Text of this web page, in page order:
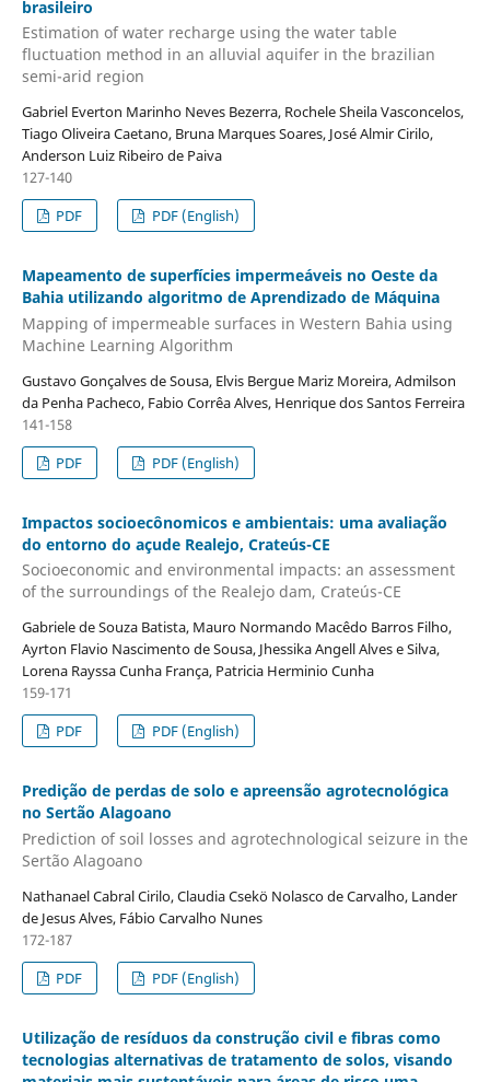
brasileiro
Estimation of water recharge using the water table
fluctuation method in an alluvial aquifer in the brazilian
semi-arid region
Gabriel Everton Marinho Neves Bezerra, Rochele Sheila Vasconcelos,
Tiago Oliveira Caetano, Bruna Marques Soares, José Almir Cirilo,
Anderson Luiz Ribeiro de Paiva
127-140
PDF
PDF (English)
Mapeamento de superfícies impermeáveis no Oeste da
Bahia utilizando algoritmo de Aprendizado de Máquina
Mapping of impermeable surfaces in Western Bahia using
Machine Learning Algorithm
Gustavo Gonçalves de Sousa, Elvis Bergue Mariz Moreira, Admilson
da Penha Pacheco, Fabio Corrêa Alves, Henrique dos Santos Ferreira
141-158
PDF
PDF (English)
Impactos socioecônomicos e ambientais: uma avaliação
do entorno do açude Realejo, Crateús-CE
Socioeconomic and environmental impacts: an assessment
of the surroundings of the Realejo dam, Crateús-CE
Gabriele de Souza Batista, Mauro Normando Macêdo Barros Filho,
Ayrton Flavio Nascimento de Sousa, Jhessika Angell Alves e Silva,
Lorena Rayssa Cunha França, Patricia Herminio Cunha
159-171
PDF
PDF (English)
Predição de perdas de solo e apreensão agrotecnológica
no Sertão Alagoano
Prediction of soil losses and agrotechnological seizure in the
Sertão Alagoano
Nathanael Cabral Cirilo, Claudia Csekö Nolasco de Carvalho, Lander
de Jesus Alves, Fábio Carvalho Nunes
172-187
PDF
PDF (English)
Utilização de resíduos da construção civil e fibras como
tecnologias alternativas de tratamento de solos, visando